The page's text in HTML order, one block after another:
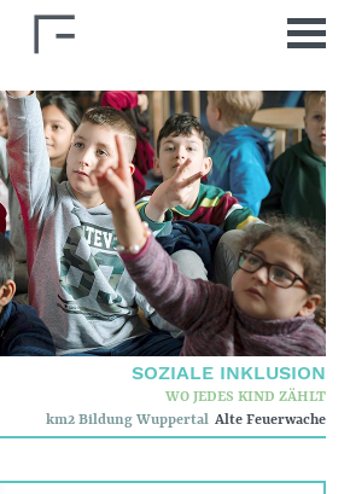
SOZIALE INKLUSION
WO JEDES KIND ZÄHLT
km2 Bildung Wuppertal Alte Feuerwache
Themen
Kultur
Inklusion
wir sind
Governance